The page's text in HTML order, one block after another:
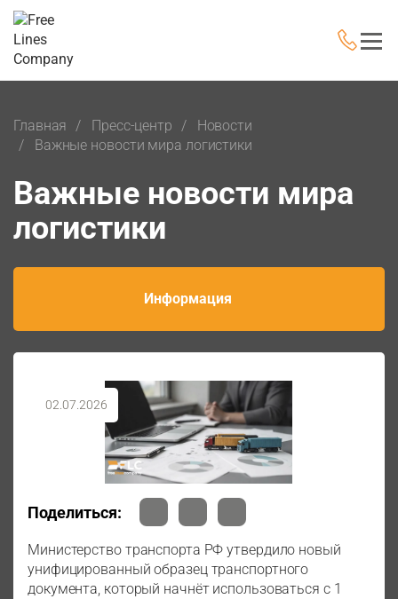
Главная Пресс-центр
Новости
Важные новости мира логистики
Важные новости мира
логистики
Информация
02.07.2026
Поделиться:
Министерство транспорта РФ утвердило новый
унифицированный образец транспортного
документа, который начнёт использоваться с 1